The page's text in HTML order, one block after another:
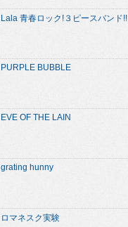
Lala 青春ロック!３ピースバンド!!
PURPLE BUBBLE
EVE OF THE LAIN
grating hunny
ロマネスク実験